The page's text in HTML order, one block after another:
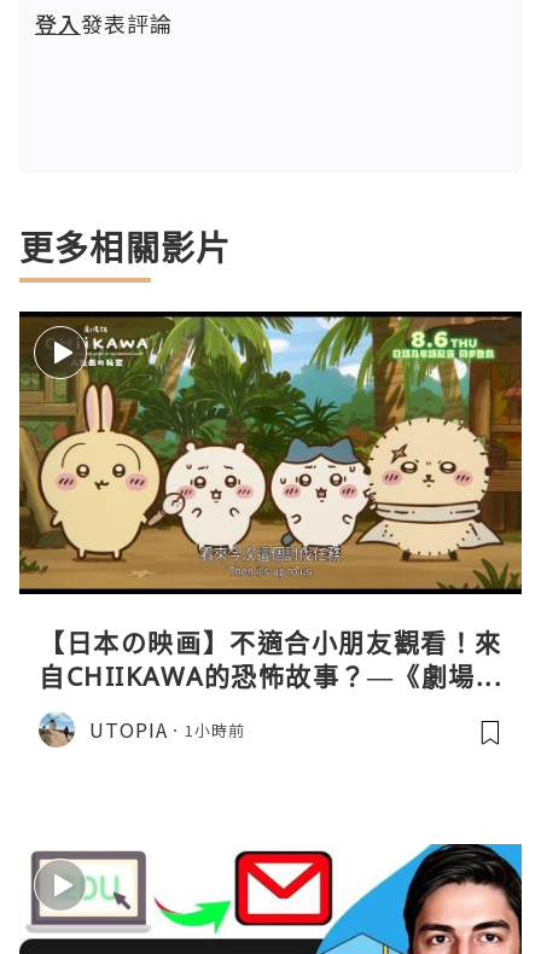
登入發表評論
更多相關影片
【日本の映画】不適合小朋友觀看！來
自CHIIKAWA的恐怖故事？—《劇場版
CHIIKAWA 人魚島的秘密》
UTOPIA 1小時前